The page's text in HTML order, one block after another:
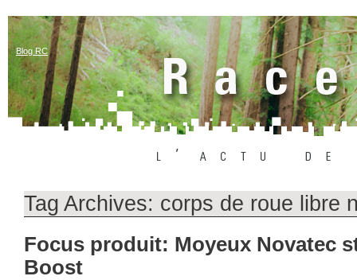
Blog RC
Tag Archives: corps de roue libre
Focus produit: Moyeux Novatec
Boost